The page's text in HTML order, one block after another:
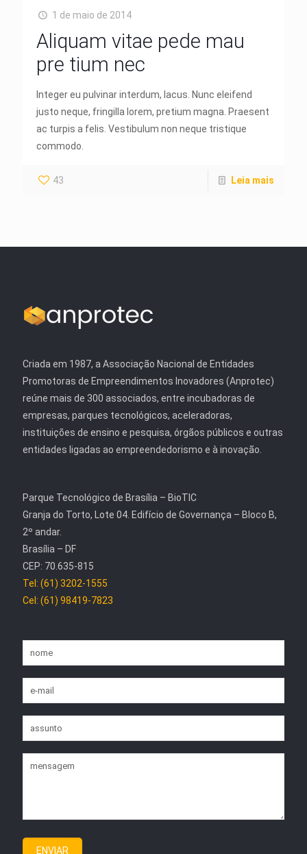
1 de maio de 2014
Aliquam vitae pede mau
pre tium nec
Integer eu pulvinar interdum, lacus. Nunc eleifend
justo neque, fringilla lorem, pretium magna. Praesent
ac turpis a felis. Vestibulum non neque tristique
commodo.
43 Leia mais
Criada em 1987, a Associação Nacional de Entidades
Promotoras de Empreendimentos Inovadores (Anprotec)
reúne mais de 300 associados, entre incubadoras de
empresas, parques tecnológicos, aceleradoras,
instituições de ensino e pesquisa, órgãos públicos e outras
entidades ligadas ao empreendedorismo e à inovação.
Parque Tecnológico de Brasília – BioTIC
Granja do Torto, Lote 04. Edifício de Governança – Bloco B,
2º andar.
Brasília – DF
CEP: 70.635-815
Tel: (61) 3202-1555
Cel: (61) 98419-7823